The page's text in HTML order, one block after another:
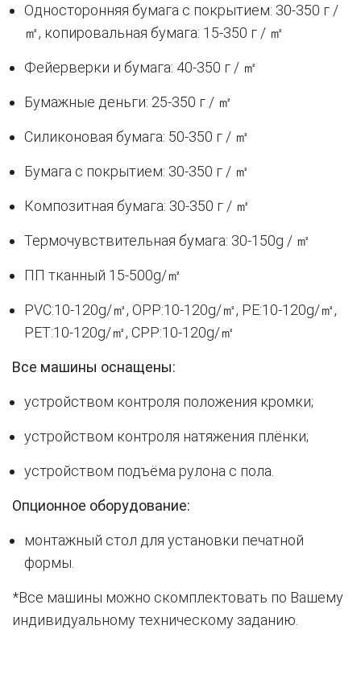
Односторонняя бумага с покрытием: 30-350 г /
㎡, копировальная бумага: 15-350 г / ㎡
Фейерверки и бумага: 40-350 г / ㎡
Бумажные деньги: 25-350 г / ㎡
Силиконовая бумага: 50-350 г / ㎡
Бумага с покрытием: 30-350 г / ㎡
Композитная бумага: 30-350 г / ㎡
Термочувствительная бумага: 30-150g / ㎡
ПП тканный 15-500g/㎡
PVC:10-120g/㎡, OPP:10-120g/㎡, PE:10-120g/㎡,
PET:10-120g/㎡, CPP:10-120g/㎡
Все машины оснащены:
устройством контроля положения кромки;
устройством контроля натяжения плёнки;
устройством подъёма рулона с пола.
Опционное оборудование:
монтажный стол для установки печатной
формы.
*Все машины можно скомплектовать по Вашему
индивидуальному техническому заданию.